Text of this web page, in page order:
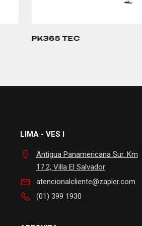
PK365 TEC
LIMA - VES I
Antigua Panamericana Sur. Km
17.2, Villa El Salvador
atencionalcliente@zapler.com
(01) 399 1930